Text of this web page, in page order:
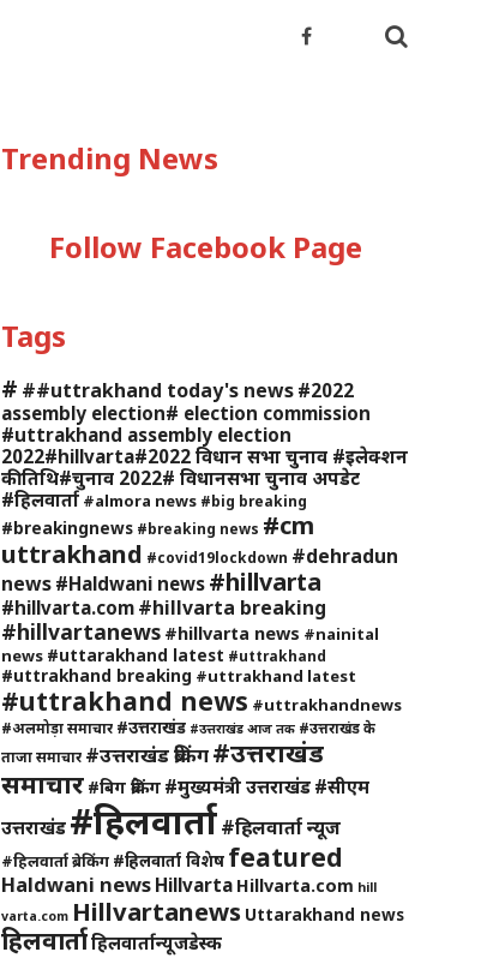
Trending News
Follow Facebook Page
Tags
# ##uttrakhand today's news #2022
assembly election# election commission
#uttrakhand assembly election
2022#hillvarta#2022 विधान सभा चुनाव #इलेक्शन
की तिथि#चुनाव 2022# विधानसभा चुनाव अपडेट
#हिलवार्ता #almora news #big breaking
#breakingnews #breaking news #cm
uttrakhand #covid19lockdown #dehradun
news #Haldwani news #hillvarta
#hillvarta.com #hillvarta breaking
#hillvartanews #hillvarta news #nainital
news #uttarakhand latest #uttrakhand
#uttrakhand breaking #uttrakhand latest
#uttrakhand news #uttrakhandnews
#अलमोड़ा समाचार #उत्तराखंड #उत्तराखंड आज तक #उत्तराखंड के
ताजा समाचार #उत्तराखंड ब्रेकिंग#उत्तराखंड
समाचार #बिग ब्रेकिंग #मुख्यमंत्री उत्तराखंड #सीएम
उत्तराखंड #हिलवार्ता#हिलवार्ता न्यूज
#हिलवार्ता ब्रेकिंग #हिलवार्ता विशेष featured
Haldwani news Hillvarta Hillvarta.com hill
varta.com Hillvartanews Uttarakhand news
हिलवार्ताहिलवार्तान्यूजडेस्क